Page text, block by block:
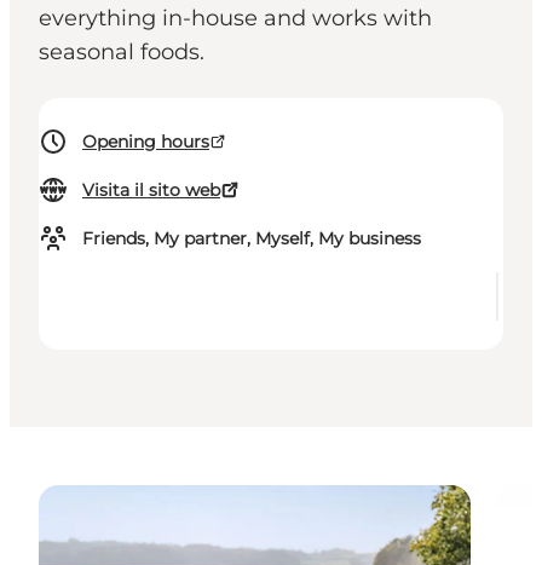
everything in-house and works with
seasonal foods.
Opening hours
Visita il sito web
Friends, My partner, Myself, My business